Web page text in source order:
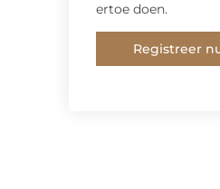
ertoe doen.
Registreer